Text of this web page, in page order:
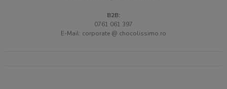
B2B:
0761 061 397
E-Mail: corporate @ chocolissimo.ro